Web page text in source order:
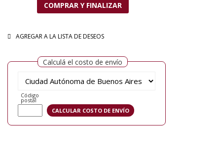
COMPRAR Y FINALIZAR
AGREGAR A LA LISTA DE DESEOS
Calculá el costo de envío
Código
postal